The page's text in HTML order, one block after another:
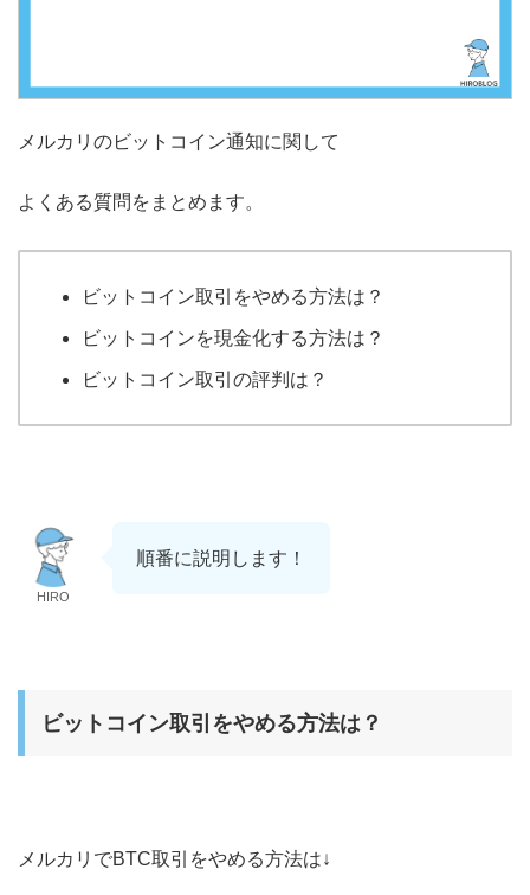
メルカリのビットコイン通知に関して
よくある質問をまとめます。
ビットコイン取引をやめる方法は？
ビットコインを現金化する方法は？
ビットコイン取引の評判は？
HIRO
順番に説明します！
ビットコイン取引をやめる方法は？
メルカリでBTC取引をやめる方法は↓